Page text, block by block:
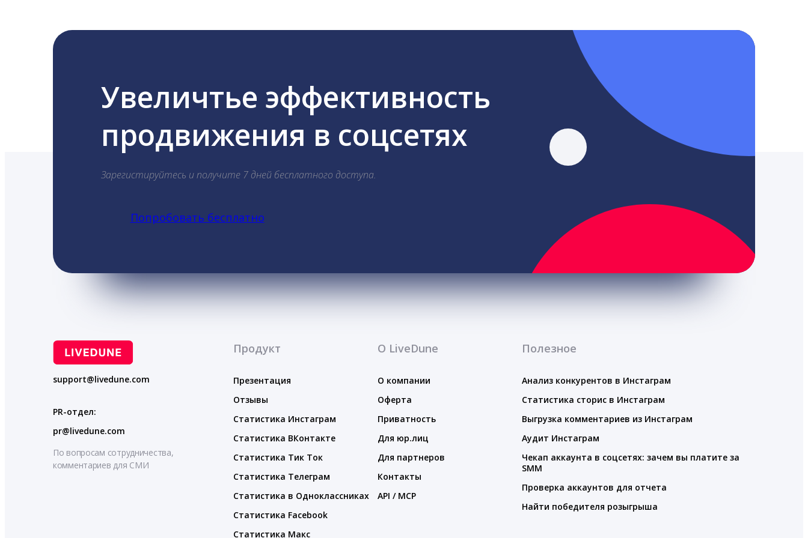
Увеличтье эффективность
продвижения в соцсетях
Зарегистируйтесь и получите 7 дней бесплатного доступа.
Попробовать бесплатно
support@livedune.com
PR-отдел:
pr@livedune.com
По вопросам сотрудничества,
комментариев для СМИ
Продукт
Презентация
Отзывы
Статистика Инстаграм
Статистика ВКонтакте
Статистика Тик Ток
Статистика Телеграм
Статистика в Одноклассниках
Статистика Facebook
Статистика Макс
О LiveDune
О компании
Оферта
Приватность
Для юр.лиц
Для партнеров
Контакты
API / MCP
Полезное
Анализ конкурентов в Инстаграм
Статистика сторис в Инстаграм
Выгрузка комментариев из Инстаграм
Аудит Инстаграм
Чекап аккаунта в соцсетях: зачем вы платите за
SMM
Проверка аккаунтов для отчета
Найти победителя розыгрыша